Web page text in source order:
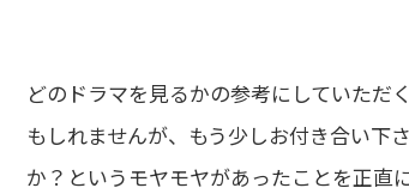
どのドラマを見るかの参考にしていただ
もしれませんが、もう少しお付き合い下
か？というモヤモヤがあったことを正直